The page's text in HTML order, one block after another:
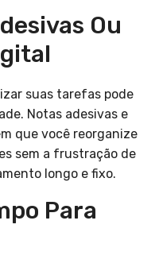
Ou
suas tarefas pode
Notas adesivas e
que você reorganize
sem a frustração de
longo e fixo.
Para